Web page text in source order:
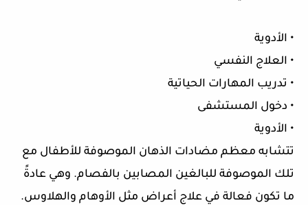
• الأدوية
• العلاج النفسي
• تدريب المهارات الحياتية
• دخول المستشفى
• الأدوية
تتشابه معظم مضادات الذهان الموصوفة للأطفال مع
تلك الموصوفة للبالغين المصابين بالفصام. وهي عادةً
ما تكون فعالة في علاج أعراض مثل الأوهام والهلاوس.